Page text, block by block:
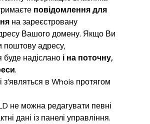
повідомлення для
на зареєстровану
Вашого домену. Якщо Ви
поштову адресу,
буде надіслано і на поточну,
.
з’являться в Whois протягом
не можна редагувати певні
дані із панелі управління.